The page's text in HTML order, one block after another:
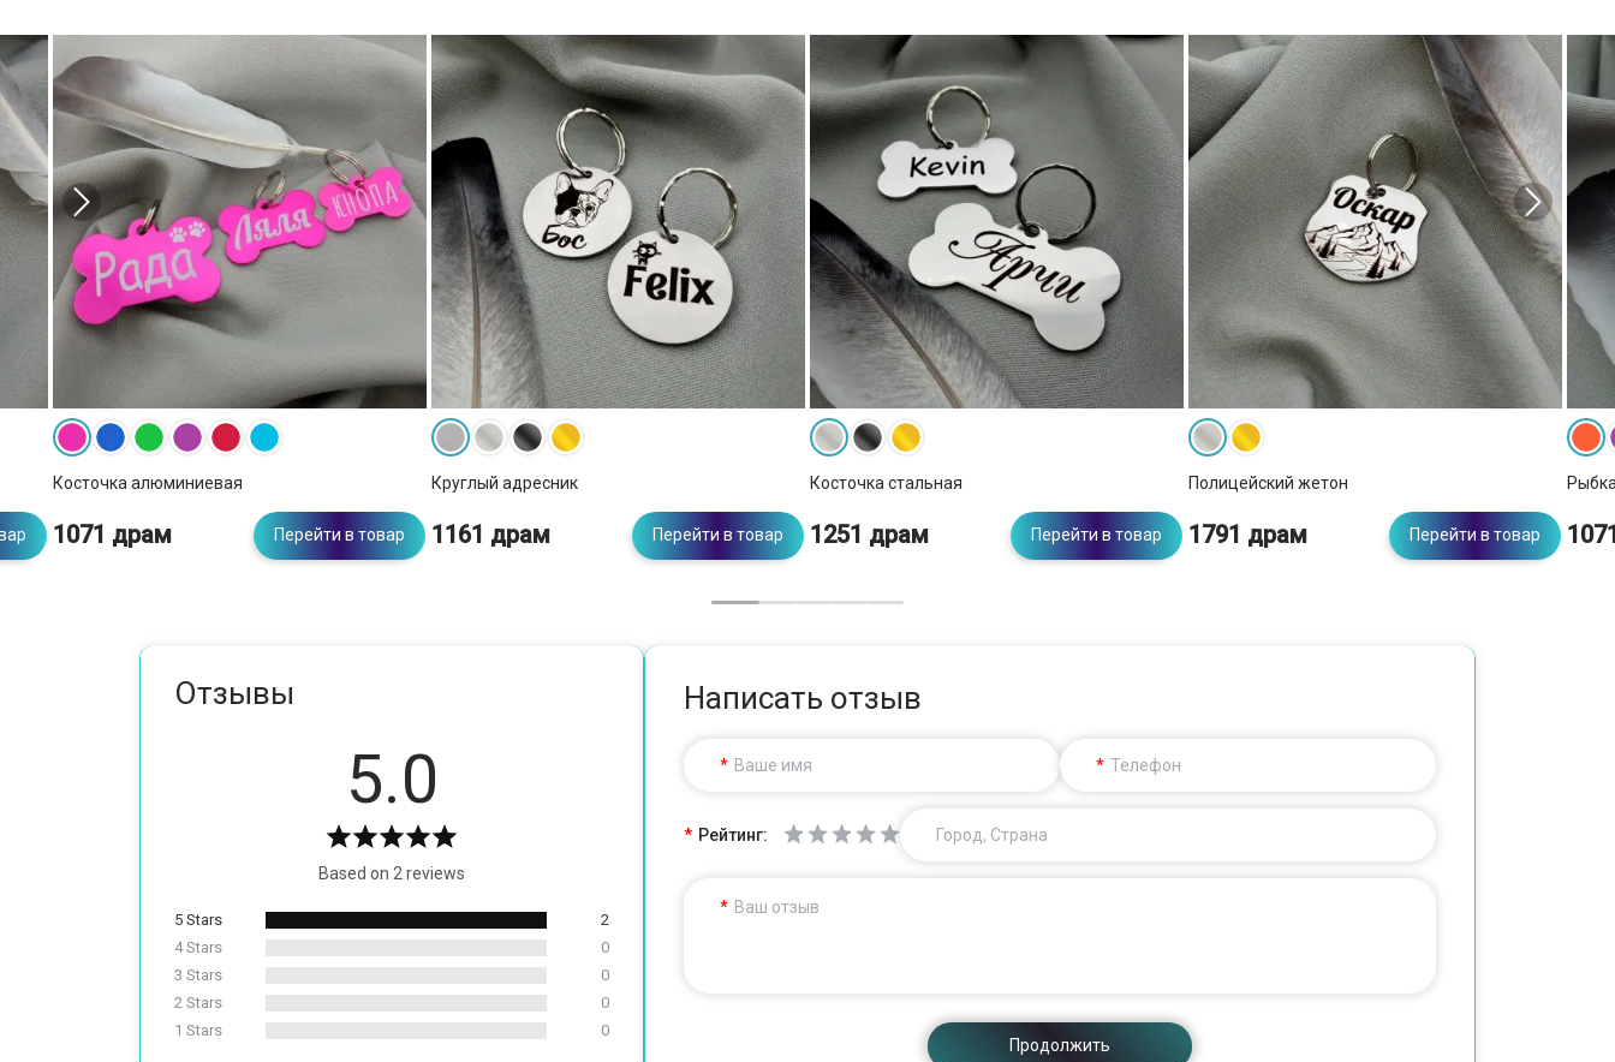
Косточка алюминиевая
1071 драм Перейти в товар
Круглый адресник
1161 драм Перейти в товар
Косточка стальная
1251 драм Перейти в товар
Полицейский жетон
1791 драм Перейти в товар
Отзывы
5.0
Based on 2 reviews
5 Stars
2
4 Stars
0
3 Stars
0
2 Stars
0
1 Stars
0
Написать отзыв
Ваше имя Телефон
Рейтинг: Город, Страна
Ваш отзыв
Продолжить